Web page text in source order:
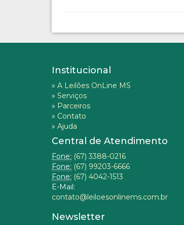
Institucional
» A Leilões OnLine MS
» Serviços
» Parceiros
» Contato
» Ajuda
Central de Atendimento
Fone: (67) 3388-0216
Fone: (67) 99203-6666
Fone: (67) 4042-1513
E-Mail:
contato@leiloesonlinems.com.br
Newsletter